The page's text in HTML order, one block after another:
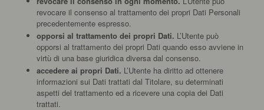
revocare il consenso al trattamento dei propri Dati Personali
precedentemente espresso.
opporsi al trattamento dei propri Dati. L’Utente può
opporsi al trattamento dei propri Dati quando esso avviene in
virtù di una base giuridica diversa dal consenso.
accedere ai propri Dati. L’Utente ha diritto ad ottenere
informazioni sui Dati trattati dal Titolare, su determinati
aspetti del trattamento ed a ricevere una copia dei Dati
trattati.